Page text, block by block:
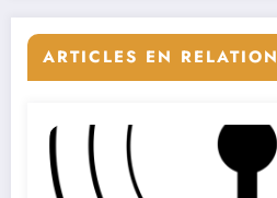
ARTICLES EN RELATION